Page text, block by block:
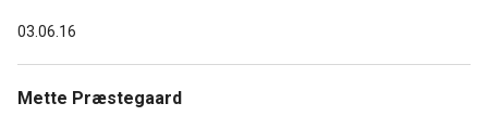
03.06.16
Mette Præstegaard